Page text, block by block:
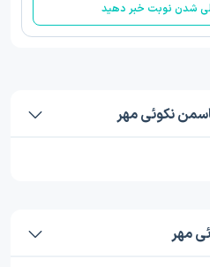
شدن نوبت خبر دهید
نکوئی مهر
مهر